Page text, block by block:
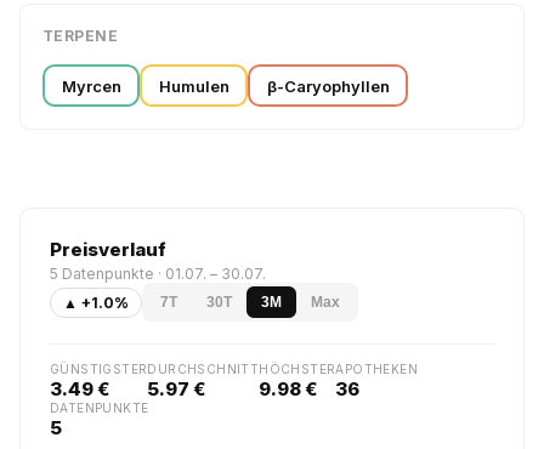
TERPENE
Myrcen Humulen β-Caryophyllen
Preisverlauf
5 Datenpunkte · 01.07. – 30.07.
▲ +1.0%
7T 30T 3M Max
GÜNSTIGSTER
3.49 €
DURCHSCHNITT
5.97 €
HÖCHSTER
9.98 €
APOTHEKEN
36
DATENPUNKTE
5